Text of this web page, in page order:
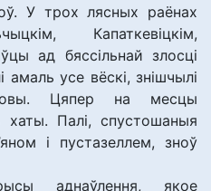
У трох лясных раёнах
Капаткевіцкім,
ад бяссільнай злосці
амаль усе вёскі, знішчылі
Цяпер на месцы
хаты. Палі, спустошаныя
і пустазеллем, зноў
аднаўлення, якое